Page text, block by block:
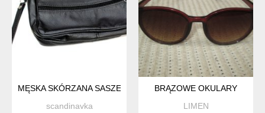
MĘSKA SKÓRZANA SASZETKA VINTAGE
scandinavka
BRĄZOWE OKULARY
LIMEN